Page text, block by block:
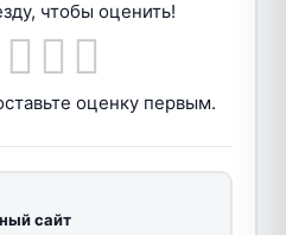
чтобы оценить!
оценку первым.
сайт